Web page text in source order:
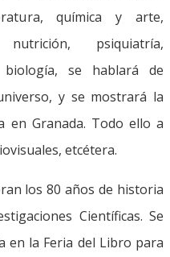
química y arte,
psiquiatría,
se hablará de
y se mostrará la
en Granada. Todo ello a
etcétera.
los 80 años de historia
Científicas. Se
en la Feria del Libro para